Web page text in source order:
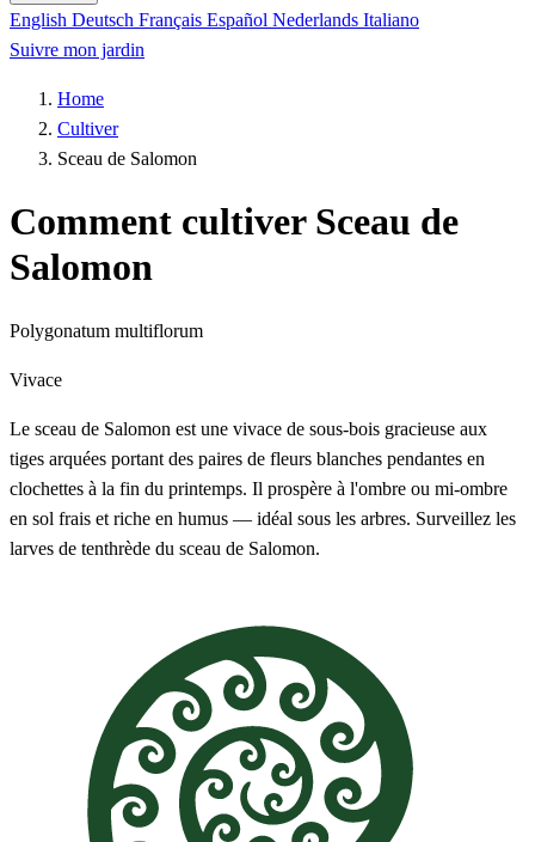
English Deutsch Français Español Nederlands Italiano
Suivre mon jardin
Home
Cultiver
Sceau de Salomon
Comment cultiver Sceau de
Salomon
Polygonatum multiflorum
Vivace
Le sceau de Salomon est une vivace de sous-bois gracieuse aux
tiges arquées portant des paires de fleurs blanches pendantes en
clochettes à la fin du printemps. Il prospère à l'ombre ou mi-ombre
en sol frais et riche en humus — idéal sous les arbres. Surveillez les
larves de tenthrède du sceau de Salomon.